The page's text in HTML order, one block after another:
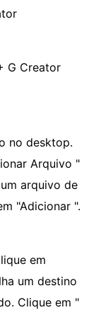
G Creator
no desktop.
Arquivo "
arquivo de
"Adicionar ".
em
um destino
Clique em "